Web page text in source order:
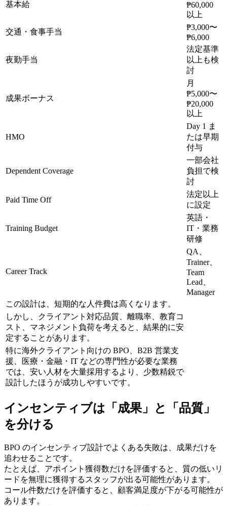
基本給
₱60,000
以上
交通・食事手当
₱3,000〜
₱6,000
夜勤手当
法定基準
以上も検
討
成果ボーナス
月
₱5,000〜
₱20,000
以上
HMO
Day 1 ま
たは早期
付与
Dependent Coverage
一部会社
負担で検
討
Paid Time Off
法定以上
に設定
Training Budget
英語・
IT・業務
研修
Career Track
QA、
Trainer、
Team
Lead、
Manager
この設計は、短期的な人件費は高くなります。
しかし、クライアント対応品質、離職率、教育コ
スト、マネジメント負荷を考えると、結果的に安
定することがあります。
特に海外クライアント向けの BPO、B2B 営業支
援、医療・金融・IT などの専門性が必要な業務
では、安い人材を大量採用するより、少数精鋭で
設計したほうが成功しやすいです。
インセンティブは「成果」と「品質」
を分ける
BPO のインセンティブ設計でよくある失敗は、成果だけを
追わせることです。
たとえば、アポイント獲得数だけを評価すると、質の低いリ
ードを無理に獲得するスタッフが出る可能性があります。
コール件数だけを評価すると、顧客満足度が下がる可能性が
あります。